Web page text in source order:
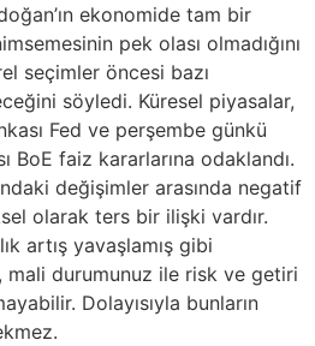
ekonomide tam bir
pek olası olmadığını
seçimler öncesi bazı
söyledi. Küresel piyasalar,
Fed ve perşembe günkü
BoE faiz kararlarına odaklandı.
değişimler arasında negatif
olarak ters bir ilişki vardır.
artış yavaşlamış gibi
mali durumunuz ile risk ve getiri
Dolayısıyla bunların